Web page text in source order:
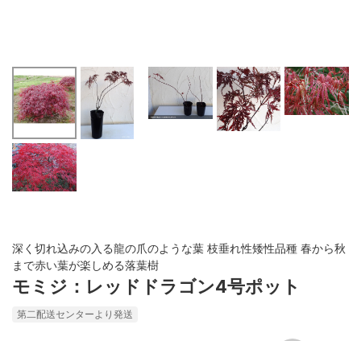
深く切れ込みの入る龍の爪のような葉 枝垂れ性矮性品種 春から秋
まで赤い葉が楽しめる落葉樹
モミジ：レッドドラゴン4号ポット
第二配送センターより発送